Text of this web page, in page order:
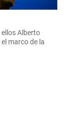
Alberto
marco de la